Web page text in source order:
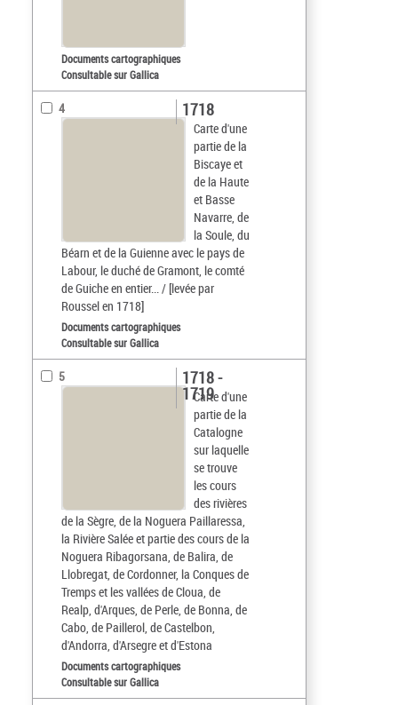
Documents cartographiques
Consultable sur Gallica
4
Carte d'une
partie de la
Biscaye et
de la Haute
et Basse
Navarre, de
la Soule, du
Béarn et de la Guienne avec le pays de
Labour, le duché de Gramont, le comté
de Guiche en entier... / [levée par
Roussel en 1718]
1718
Documents cartographiques
Consultable sur Gallica
5
Carte d'une
partie de la
Catalogne
sur laquelle
se trouve
les cours
des rivières
de la Sègre, de la Noguera Paillaressa,
la Rivière Salée et partie des cours de la
Noguera Ribagorsana, de Balira, de
Llobregat, de Cordonner, la Conques de
Tremps et les vallées de Cloua, de
Realp, d'Arques, de Perle, de Bonna, de
Cabo, de Paillerol, de Castelbon,
d'Andorra, d'Arsegre et d'Estona
1718 -
1719
Documents cartographiques
Consultable sur Gallica